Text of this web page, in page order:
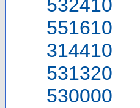
532410
551610
314410
531320
530000